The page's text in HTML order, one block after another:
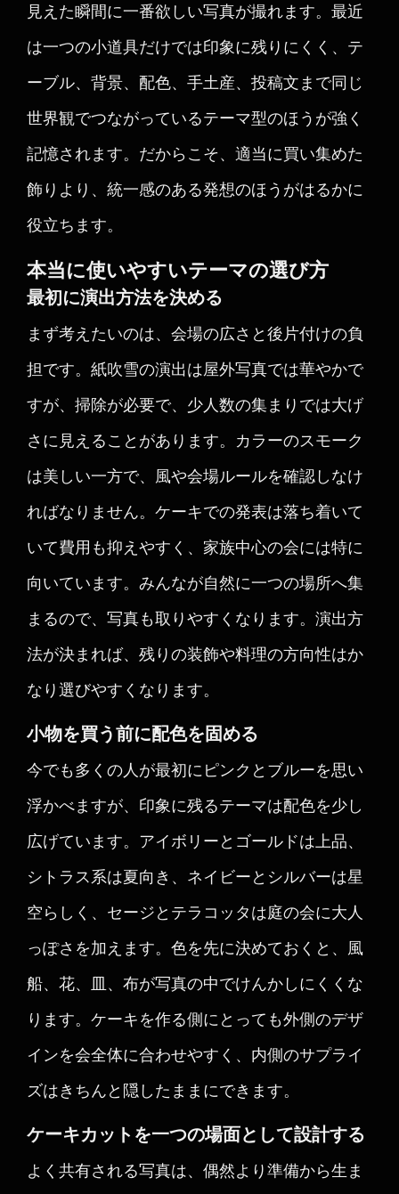
見えた瞬間に一番欲しい写真が撮れます。最近
は一つの小道具だけでは印象に残りにくく、テ
ーブル、背景、配色、手土産、投稿文まで同じ
世界観でつながっているテーマ型のほうが強く
記憶されます。だからこそ、適当に買い集めた
飾りより、統一感のある発想のほうがはるかに
役立ちます。
本当に使いやすいテーマの選び方
最初に演出方法を決める
まず考えたいのは、会場の広さと後片付けの負
担です。紙吹雪の演出は屋外写真では華やかで
すが、掃除が必要で、少人数の集まりでは大げ
さに見えることがあります。カラーのスモーク
は美しい一方で、風や会場ルールを確認しなけ
ればなりません。ケーキでの発表は落ち着いて
いて費用も抑えやすく、家族中心の会には特に
向いています。みんなが自然に一つの場所へ集
まるので、写真も取りやすくなります。演出方
法が決まれば、残りの装飾や料理の方向性はか
なり選びやすくなります。
小物を買う前に配色を固める
今でも多くの人が最初にピンクとブルーを思い
浮かべますが、印象に残るテーマは配色を少し
広げています。アイボリーとゴールドは上品、
シトラス系は夏向き、ネイビーとシルバーは星
空らしく、セージとテラコッタは庭の会に大人
っぽさを加えます。色を先に決めておくと、風
船、花、皿、布が写真の中でけんかしにくくな
ります。ケーキを作る側にとっても外側のデザ
インを会全体に合わせやすく、内側のサプライ
ズはきちんと隠したままにできます。
ケーキカットを一つの場面として設計する
よく共有される写真は、偶然より準備から生ま